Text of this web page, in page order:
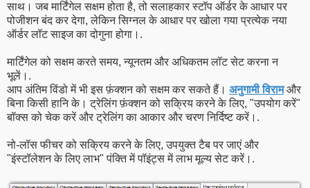
साथ। जब मार्टिंगेल सक्षम होता है, तो सलाहकार स्टॉप ऑर्डर के आधार पर
पोजीशन बंद कर देगा, लेकिन सिग्नल के आधार पर खोला गया प्रत्येक नया
ऑर्डर लॉट साइज का दोगुना होगा।.
मार्टिंगेल को सक्षम करते समय, न्यूनतम और अधिकतम लॉट सेट करना न
भूलें।.
आप अंतिम विंडो में भी इस फ़ंक्शन को सक्षम कर सकते हैं। अनुगामी विरामऔर
बिना किसी हानि के। ट्रेलिंग फ़ंक्शन को सक्रिय करने के लिए, "उपयोग करें"
बॉक्स को चेक करें और ट्रेलिंग का आकार और चरण निर्दिष्ट करें।.
नो-लॉस फीचर को सक्रिय करने के लिए, उपयुक्त टैब पर जाएं और
"इंस्टॉलेशन के लिए लाभ" पंक्ति में पॉइंट्स में लाभ मूल्य सेट करें।.